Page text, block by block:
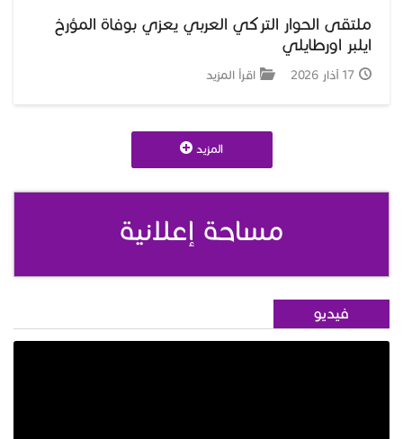
ملتقى الحوار التركي العربي يعزي بوفاة المؤرخ
ايلبر اورطايلي
17 آذار 2026 اقرأ المزيد
المزيد
مساحة إعلانية
فيديو